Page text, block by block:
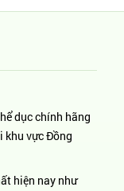
dục chính hãng
khu vực Đồng
hiện nay như